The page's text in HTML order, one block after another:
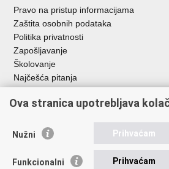
Pravo na pristup informacijama
Zaštita osobnih podataka
Politika privatnosti
Zapošljavanje
Školovanje
Najčešća pitanja
Važne poveznice
EMN Nacionalna kontaktna točka za
Policijska akademija
Ova stranica upotrebljava
Nužni Prihvaćam
Funkcionalni Prihvaćam